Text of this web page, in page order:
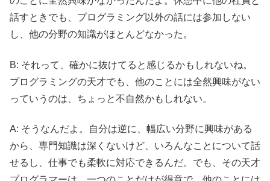
話すときでも、プログラミング以外の話には参加しない
し、他の分野の知識がほとんどなかった。
B: それって、確かに抜けてると感じるかもしれないね。
プログラミングの天才でも、他のことには全然興味がない
っていうのは、ちょっと不自然かもしれない。
A: そうなんだよ。自分は逆に、幅広い分野に興味がある
から、専門知識は深くないけど、いろんなことについて話
せるし、仕事でも柔軟に対応できるんだ。でも、その天才